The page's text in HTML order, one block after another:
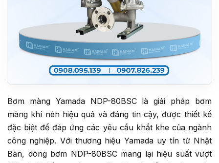
Bơm màng Yamada NDP-80BSC là giải pháp bơm
màng khí nén hiệu quả và đáng tin cậy, được thiết kế
đặc biệt để đáp ứng các yêu cầu khắt khe của ngành
công nghiệp. Với thương hiệu Yamada uy tín từ Nhật
Bản, dòng bơm NDP-80BSC mang lại hiệu suất vượt